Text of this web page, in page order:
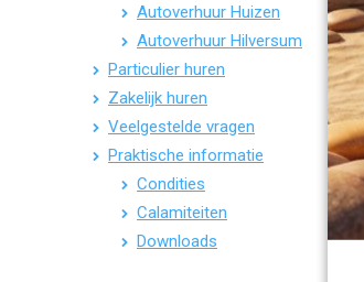
Autoverhuur Huizen
Autoverhuur Hilversum
Particulier huren
Zakelijk huren
Veelgestelde vragen
Praktische informatie
Condities
Calamiteiten
Downloads